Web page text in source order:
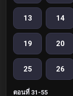
13 14
19 20
25 26
ตอนที่ 31-55